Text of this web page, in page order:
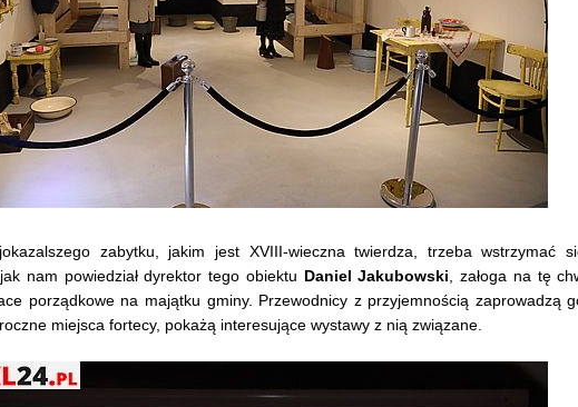
zabytku, jakim jest XVIII-wieczna twierdza, trzeba wstrzymać
nam powiedział dyrektor tego obiektu Daniel Jakubowski , załoga na tę
porządkowe na majątku gminy. Przewodnicy z przyjemnością zaprowadzą
miejsca fortecy, pokażą interesujące wystawy z nią związane.